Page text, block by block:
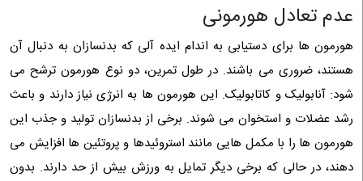
عدم تعادل هورمونی
هورمون ها برای دستیابی به اندام ایده آلی که بدنسازان به دنبال آن
هستند، ضروری می باشند. در طول تمرین، دو نوع هورمون ترشح می
شود: آنابولیک و کاتابولیک. این هورمون ها به انرژی نیاز دارند و باعث
رشد عضلات و استخوان می شوند. برخی از بدنسازان تولید و جذب این
هورمون ها را با مکمل هایی مانند استروئیدها و پروتئین ها افزایش می
دهند، در حالی که برخی دیگر تمایل به ورزش بیش از حد دارند. بدون